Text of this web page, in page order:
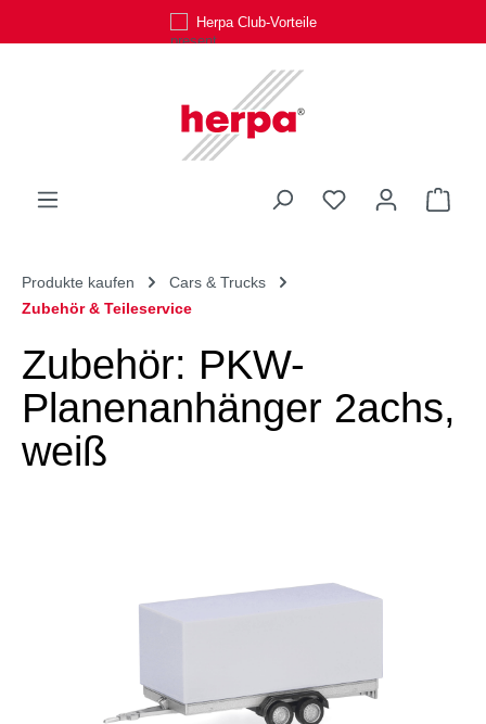
Zum Hauptinhalt springenHerpa Club-Vorteile
Du hast 0
Produkte kaufen
Cars & Trucks
Zubehör & Teileservice
Zubehör: PKW-
Planenanhänger 2achs,
weiß